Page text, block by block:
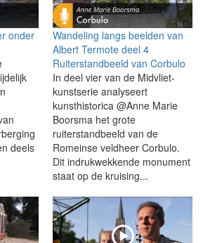
onder
deels
Wandeling langs beelden van
Albert Termote deel 4
Ruiterstandbeeld van Corbulo
In deel vier van de Midvliet-
kunstserie analyseert
kunsthistorica @Anne Marie
Boorsma het grote
ruiterstandbeeld van de
Romeinse veldheer Corbulo.
Dit indrukwekkende monument
staat op de kruising...